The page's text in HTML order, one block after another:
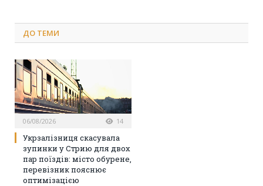
ДО ТЕМИ
06/08/2026 14
Укрзалізниця скасувала
зупинки у Стрию для двох
пар поїздів: місто обурене,
перевізник пояснює
оптимізацією